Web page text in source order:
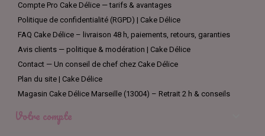
Compte Pro Cake Délice — tarifs & avantages
Politique de confidentialité (RGPD) | Cake Délice
FAQ Cake Délice – livraison 48 h, paiements, retours, garanties
Avis clients — politique & modération | Cake Délice
Contact — Un conseil de chef chez Cake Délice
Plan du site | Cake Délice
Magasin Cake Délice Marseille (13004) – Retrait 2 h & conseils
Votre compte